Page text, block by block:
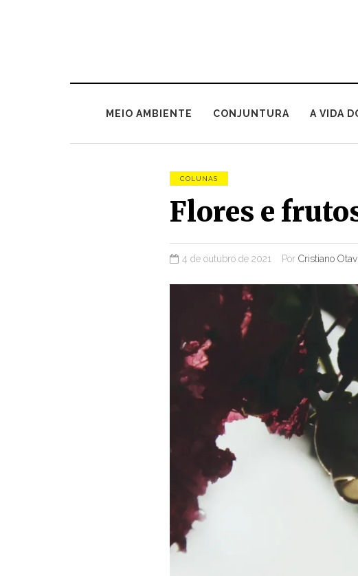
MEIO AMBIENTE CONJUNTURA A VIDA
COLUNAS
Flores e
4 de outubro de 2021 Por Cristiano